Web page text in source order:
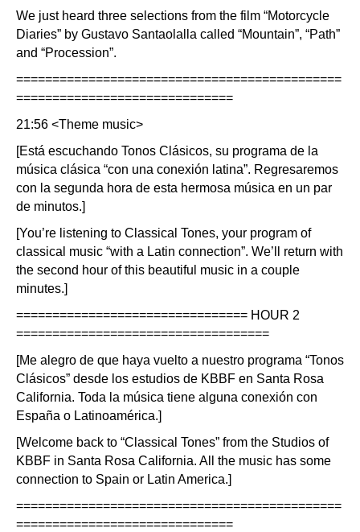
We just heard three selections from the film “Motorcycle
Diaries” by Gustavo Santaolalla called “Mountain”, “Path”
and “Procession”.
=============================================
==============================
21:56 <Theme music>
[Está escuchando Tonos Clásicos, su programa de la
música clásica “con una conexión latina”. Regresaremos
con la segunda hora de esta hermosa música en un par
de minutos.]
[You’re listening to Classical Tones, your program of
classical music “with a Latin connection”. We’ll return with
the second hour of this beautiful music in a couple
minutes.]
================================ HOUR 2
===================================
[Me alegro de que haya vuelto a nuestro programa “Tonos
Clásicos” desde los estudios de KBBF en Santa Rosa
California. Toda la música tiene alguna conexión con
España o Latinoamérica.]
[Welcome back to “Classical Tones” from the Studios of
KBBF in Santa Rosa California. All the music has some
connection to Spain or Latin America.]
=============================================
==============================